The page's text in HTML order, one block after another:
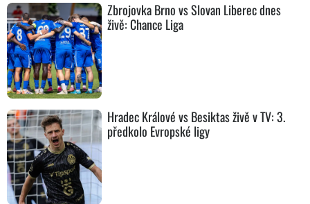
Zbrojovka Brno vs Slovan Liberec dnes
živě: Chance Liga
Hradec Králové vs Besiktas živě v TV: 3.
předkolo Evropské ligy